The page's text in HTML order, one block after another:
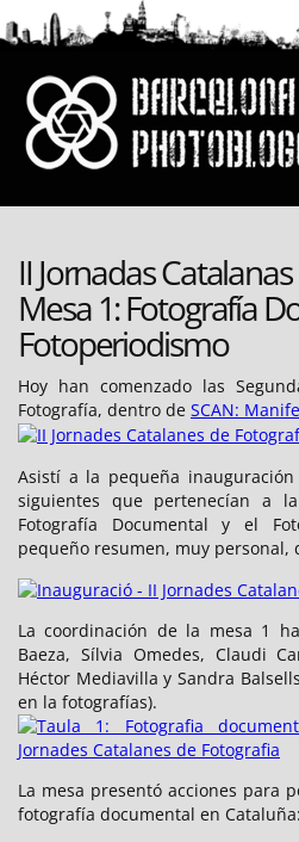
al
II Jornadas
Mesa 1: Fotografía
Fotoperiodismo
Hoy han comenzado las
Fotografía, dentro de SCAN:
Asistí a la pequeña
siguientes que pertenecían a
Fotografía Documental y el
pequeño resumen, muy personal,
La coordinación de la mesa 1
Baeza, Sílvia Omedes, Claudi
Héctor Mediavilla y Sandra
en la fotografías).
La mesa presentó acciones para
fotografía documental en Cataluña: